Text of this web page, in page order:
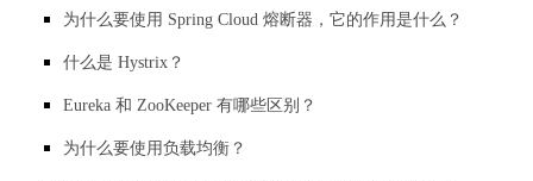
为什么要使用 Spring Cloud 熔断器，它的作用是什么？
什么是 Hystrix？
Eureka 和 ZooKeeper 有哪些区别？
为什么要使用负载均衡？